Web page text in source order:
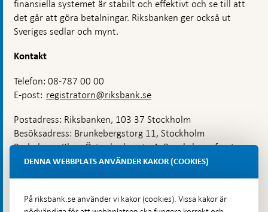
finansiella systemet är stabilt och effektivt och se till att
det går att göra betalningar. Riksbanken ger också ut
Sveriges sedlar och mynt.
Kontakt
Telefon: 08-787 00 00
E-post: registratorn@riksbank.se
Postadress: Riksbanken, 103 37 Stockholm
Besöksadress: Brunkebergstorg 11, Stockholm
Budadress: Klara Östra kyrkogata 4, Brunkebergsfaret,
Lastplats 6
DENNA WEBBPLATS ANVÄNDER KAKOR (COOKIES)
På riksbank.se använder vi kakor (cookies). Vissa kakor är